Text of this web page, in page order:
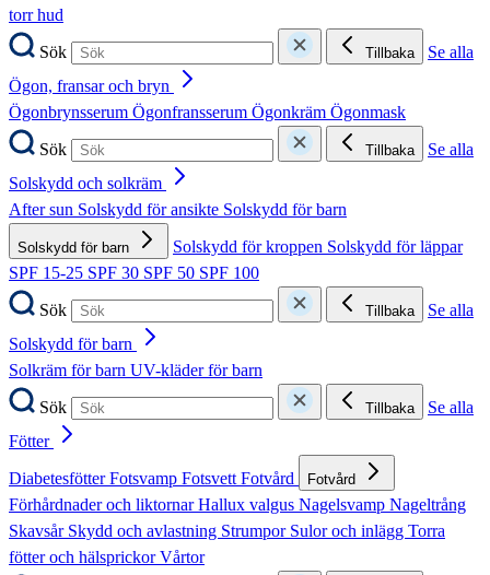
torr hud
Sök
Tillbaka
Se alla
Ögon, fransar och bryn
Ögonbrynsserum Ögonfransserum Ögonkräm Ögonmask
Sök
Tillbaka
Se alla
Solskydd och solkräm
After sun Solskydd för ansikte Solskydd för barn
Solskydd för barn Solskydd för kroppen Solskydd för läppar
SPF 15-25 SPF 30 SPF 50 SPF 100
Sök
Tillbaka
Se alla
Solskydd för barn
Solkräm för barn UV-kläder för barn
Sök
Tillbaka
Se alla
Fötter
DiabetesfötterFotsvamp FotsvettFotvård Fotvård
Förhårdnader och liktornarHallux valgus Nagelsvamp Nageltrång
Skavsår Skydd och avlastning Strumpor Sulor och inlägg Torra
fötter och hälsprickorVårtor